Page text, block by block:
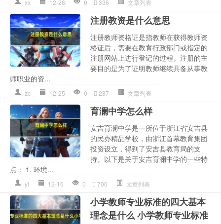
xx 12-28 0 336 文章列表
注册教资是什么意思
注册教师资格证是指教师在获得教师资
格证后，需要在教育行政部门或指定的
注册网站上进行登记的过程。注册的主
要目的是为了证明教师继续具备从事教
师职业的资...
zc 12-25 0 287 文章列表
育澜中学怎么样
安吉育澜中学是一所位于浙江省安吉县
的民办精品学校，由浙江首幕教育集团
投资设立，得到了安吉县教育局的支
持。以下是关于安吉育澜中学的一些特
点： 1. 环境...
yl 12-16 0 700 文章列表
小学教师专业标准的四大基本
理念是什么 小学教师专业标准